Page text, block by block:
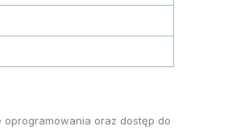
oprogramowania oraz dostęp do